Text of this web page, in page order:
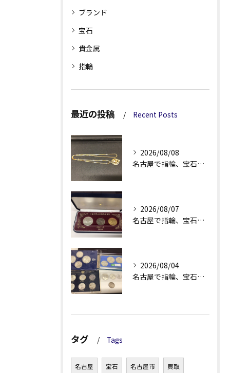
ブランド
宝石
貴金属
指輪
最近の投稿 Recent Posts
2026/08/08
名古屋で指輪、宝石買取なら当店で！！。
2026/08/07
名古屋で指輪、宝石買取なら当店で！！。
2026/08/04
名古屋で指輪、宝石買取なら当店で！！。
タグ Tags
名古屋 宝石 名古屋市 買取